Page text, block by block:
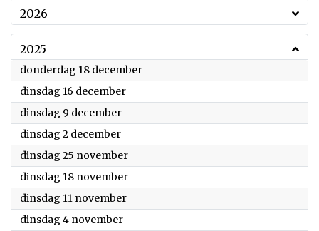
2026
2025
donderdag 18 december2025
dinsdag 16 december2025
dinsdag 9 december2025
dinsdag 2 december2025
dinsdag 25 november2025
dinsdag 18 november2025
dinsdag 11 november2025
dinsdag 4 november2025